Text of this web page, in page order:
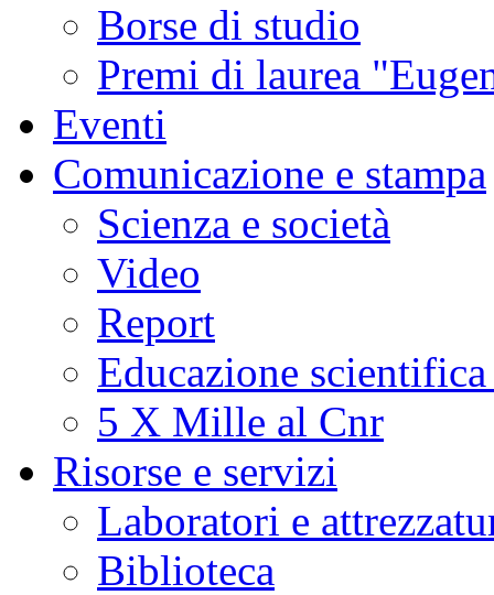
Borse di studio
Premi di laurea
Eventi
Comunicazione e stampa
Scienza e società
Video
Report
Educazione
5 X Mille al Cnr
Risorse e servizi
Laboratori e
Biblioteca